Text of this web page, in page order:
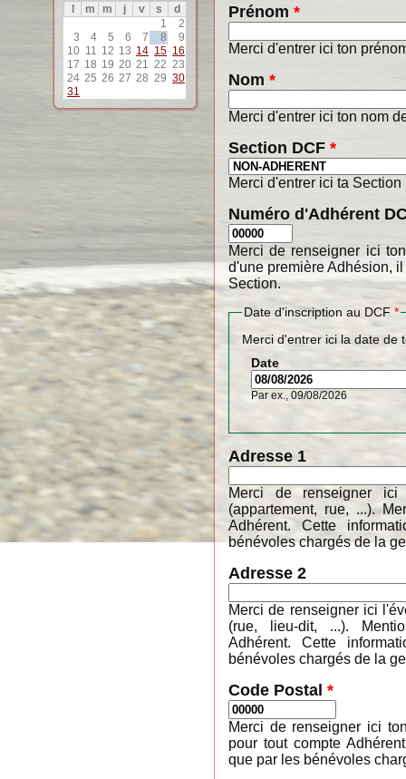
m m j v s
d
1
2
3
4 5 6 7 8
9
10 11 12 13 14 15 16
17 18 19 20 21 22 23
24 25 26 27 28 29 30
31
Prénom *
Merci d'entrer ici ton
Nom *
Merci d'entrer ici ton nom
Section DCF *
Merci d'entrer ici ta
Numéro d'Adhérent
Merci de renseigner ici
d'une première Adhésion,
Section.
Date d'inscription au DCF *
Merci d'entrer ici la date de
Date
Par ex., 09/08/2026
Adresse 1
Merci de renseigner
(appartement, rue, ...).
Adhérent. Cette
bénévoles chargés de la
Adresse 2
Merci de renseigner ici
(rue, lieu-dit, ...).
Adhérent. Cette
bénévoles chargés de la
Code Postal *
Merci de renseigner ici
pour tout compte
que par les bénévoles